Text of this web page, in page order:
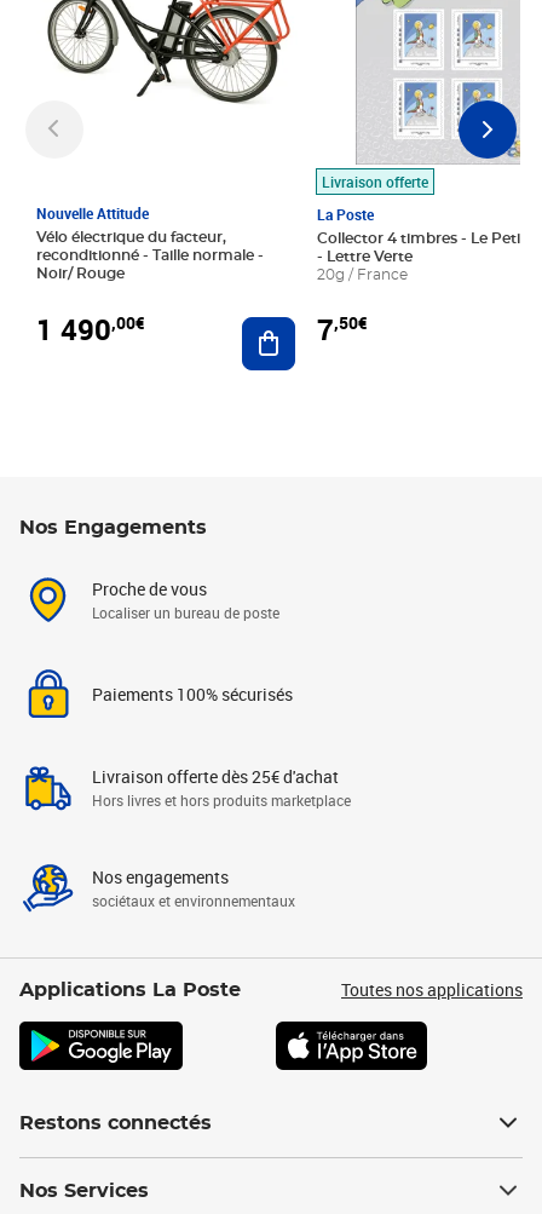
Nouvelle Attitude
Vélo électrique du facteur,
reconditionné - Taille normale -
Noir/ Rouge
1 490,00€ Ajouter au panier
Livraison offerte
La Poste
Collector 4 timbres - Le Petit
- Lettre Verte
20g / France
7,50€
Nos Engagements
Proche de vous
Localiser un bureau de poste
Paiements 100% sécurisés
Livraison offerte dès 25€ d'achat
Hors livres et hors produits marketplace
Nos engagements
sociétaux et environnementaux
Applications La Poste Toutes nos applications
Restons connectés
Nos Services